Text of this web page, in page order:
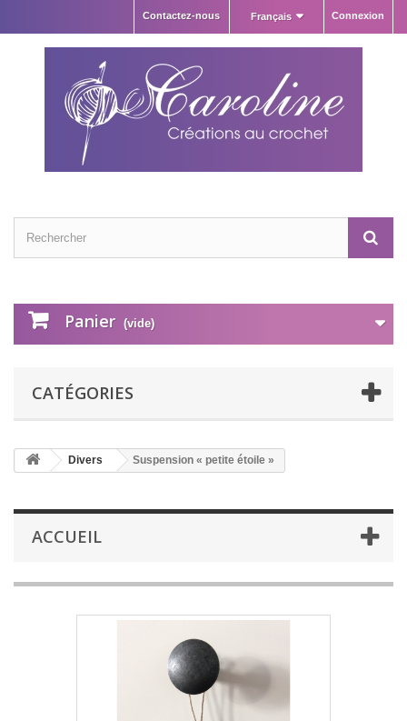
Connexion
Français
Contactez-nous
Panier (vide)
CATÉGORIES
Divers Suspension « petite étoile »
ACCUEIL